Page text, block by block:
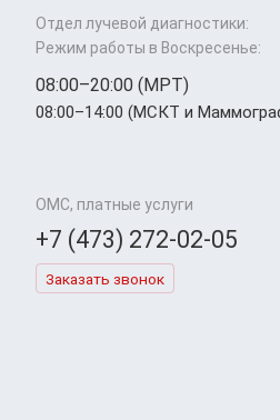
Отдел лучевой диагностики:
Режим работы в Воскресенье:
08:00–20:00 (МРТ)
08:00–14:00 (МСКТ и
ОМС, платные услуги
+7 (473) 272-02-05
Заказать звонок